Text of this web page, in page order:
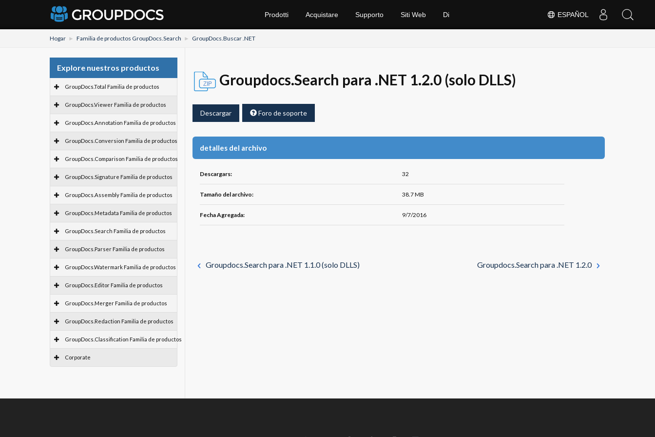
ESPAÑOL
Prodotti Acquistare Supporto Siti Web Di
Hogar Familia de productos GroupDocs.Search GroupDocs.Buscar .NET
Explore nuestros productos
GroupDocs.Total Familia de productos
GroupDocs.Viewer Familia de productos
GroupDocs.Annotation Familia de productos
GroupDocs.Conversion Familia de productos
GroupDocs.Comparison Familia de productos
GroupDocs.Signature Familia de productos
GroupDocs.Assembly Familia de productos
GroupDocs.Metadata Familia de productos
GroupDocs.Search Familia de productos
GroupDocs.Parser Familia de productos
GroupDocs.Watermark Familia de productos
GroupDocs.Editor Familia de productos
GroupDocs.Merger Familia de productos
GroupDocs.Redaction Familia de productos
GroupDocs.Classification Familia de productos
Corporate
Groupdocs.Search para .NET 1.2.0 (solo DLLS)
Descargar Foro de soporte
detalles del archivo
Descargars: 32
Tamaño del archivo: 38.7 MB
Fecha Agregada: 9/7/2016
Groupdocs.Search para .NET 1.1.0 (solo DLLS) Groupdocs.Search para .NET 1.2.0